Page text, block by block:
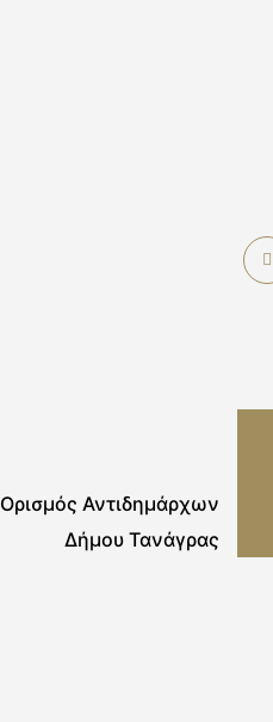
Ορισμός Αντιδημάρχων
Δήμου Τανάγρας